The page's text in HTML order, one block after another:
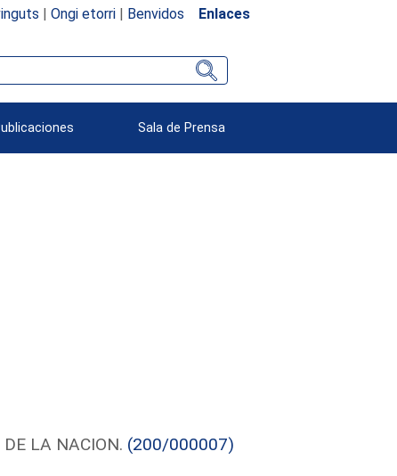
| Ongi etorri| Benvidos Enlaces
Sala de Prensa
LA NACION. (200/000007)